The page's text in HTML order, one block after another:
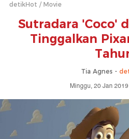
detikHot Movie
Sutradara 'Coco'
Tinggalkan
Tia Agnes -
Minggu, 20 Jan